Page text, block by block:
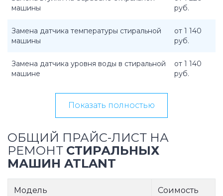
машины
руб.
Замена датчика температуры стиральной
машины
от 1 140
руб.
Замена датчика уровня воды в стиральной
машине
от 1 140
руб.
Показать полностью
ОБЩИЙ ПРАЙС-ЛИСТ НА
РЕМОНТ СТИРАЛЬНЫХ
МАШИН ATLANT
Модель
Соимость